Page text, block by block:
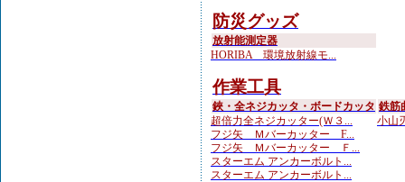
防災グッズ
放射能測定器
HORIBA 環境放射線モ...
作業工具
鋏・全ネジカッタ・ボードカッタ
超倍力全ネジカッター(Ｗ３...
フジ矢 Ｍバーカッター F...
フジ矢 Ｍバーカッター Ｆ...
スターエム アンカーボルト...
スターエム アンカーボルト...
鉄筋
小山